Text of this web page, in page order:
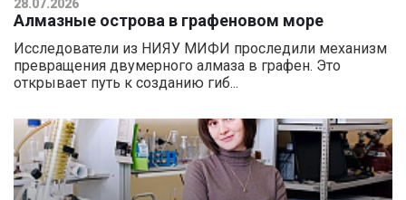
28.07.2026
Алмазные острова в графеновом море
Исследователи из НИЯУ МИФИ проследили механизм
превращения двумерного алмаза в графен. Это
открывает путь к созданию гиб...